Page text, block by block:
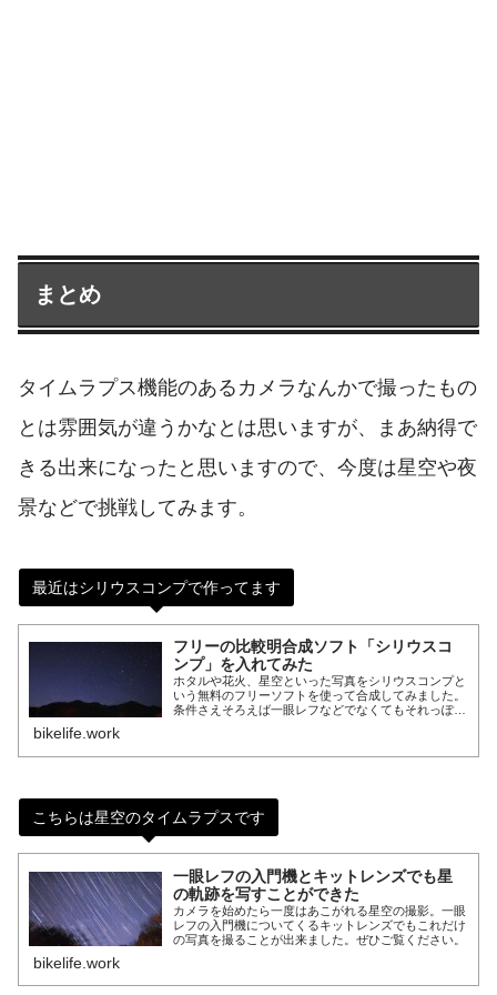
まとめ
タイムラプス機能のあるカメラなんかで撮ったもの
とは雰囲気が違うかなとは思いますが、まあ納得で
きる出来になったと思いますので、今度は星空や夜
景などで挑戦してみます。
最近はシリウスコンプで作ってます
フリーの比較明合成ソフト「シリウスコ
ンプ」を入れてみた
ホタルや花火、星空といった写真をシリウスコンプと
いう無料のフリーソフトを使って合成してみました。
条件さえそろえば一眼レフなどでなくてもそれっぽい
bikelife.work
こちらは星空のタイムラプスです
一眼レフの入門機とキットレンズでも星
の軌跡を写すことができた
カメラを始めたら一度はあこがれる星空の撮影。一眼
レフの入門機についてくるキットレンズでもこれだけ
の写真を撮ることが出来ました。ぜひご覧ください。
bikelife.work